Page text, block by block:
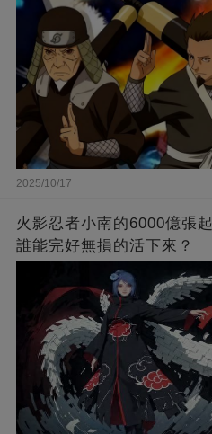
2025/10/17
火影忍者小南的6000億張
誰能完好無損的活下來？